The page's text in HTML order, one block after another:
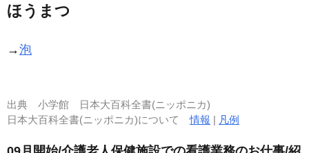
ほうまつ
→泡
出典 小学館 日本大百科全書(ニッポニカ)
日本大百科全書(ニッポニカ)について情報 | 凡例